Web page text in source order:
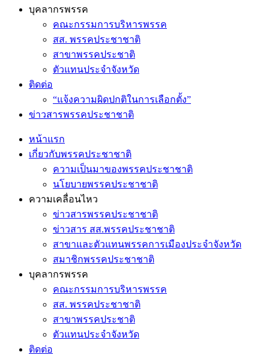
บุคลากรพรรค
คณะกรรมการบริหารพรรค
สส. พรรคประชาชาติ
สาขาพรรคประชาติ
ตัวแทนประจำจังหวัด
ติดต่อ
“แจ้งความผิดปกติในการเลือกตั้ง”
ข่าวสารพรรคประชาชาติ
หน้าแรก
เกี่ยวกับพรรคประชาชาติ
ความเป็นมาของพรรคประชาชาติ
นโยบายพรรคประชาชาติ
ความเคลื่อนไหว
ข่าวสารพรรคประชาชาติ
ข่าวสาร สส.พรรคประชาชาติ
สาขาและตัวแทนพรรคการเมืองประจำจังหวัด
สมาชิกพรรคประชาชาติ
บุคลากรพรรค
คณะกรรมการบริหารพรรค
สส. พรรคประชาชาติ
สาขาพรรคประชาติ
ตัวแทนประจำจังหวัด
ติดต่อ